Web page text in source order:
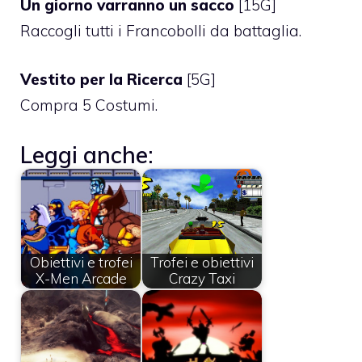
Un giorno varranno un sacco [15G]
Raccogli tutti i Francobolli da battaglia.
Vestito per la Ricerca [5G]
Compra 5 Costumi.
Leggi anche:
Obiettivi e trofei
X-Men Arcade
Trofei e obiettivi
Crazy Taxi